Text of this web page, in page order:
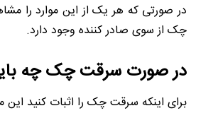
در صورتی که هر یک از این موارد را
چک از سوی صادر کننده وجود دارد.
در صورتسرقت چکچه
برای اینکه سرقت چک را اثبات کنید این